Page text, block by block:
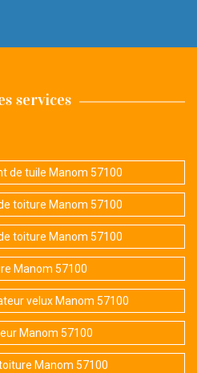
services
de tuile Manom 57100
toiture Manom 57100
toiture Manom 57100
Manom 57100
velux Manom 57100
Manom 57100
Manom 57100